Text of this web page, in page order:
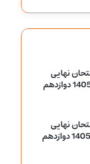
نهایی
جغرافیا تیر ماه 1405 دوازدهم
نهایی
حسابان تیر ماه 1405 دوازدهم